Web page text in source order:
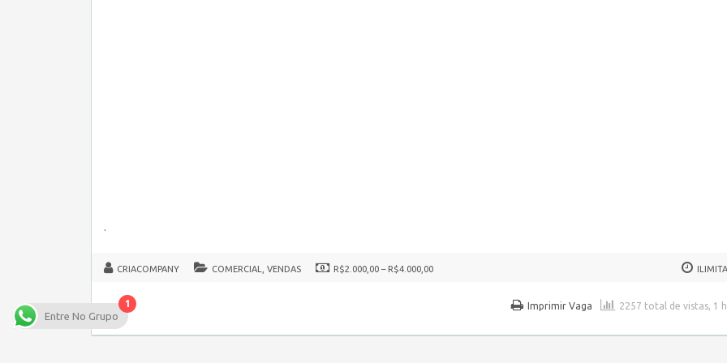
.
CRIACOMPANY COMERCIAL, VENDAS R$2.000,00 – R$4.000,00
2257 total de vistas, 1
Imprimir Vaga
1
Entre No Grupo